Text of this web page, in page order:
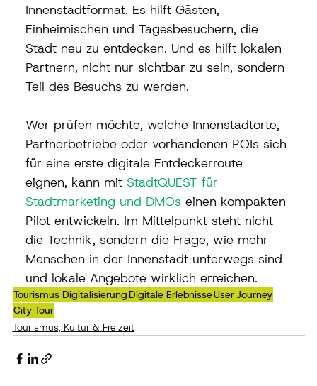
Innenstadtformat. Es hilft Gästen,
Einheimischen und Tagesbesuchern, die
Stadt neu zu entdecken. Und es hilft lokalen
Partnern, nicht nur sichtbar zu sein, sondern
Teil des Besuchs zu werden.
Wer prüfen möchte, welche Innenstadtorte,
Partnerbetriebe oder vorhandenen POIs sich
für eine erste digitale Entdeckerroute
eignen, kann mit StadtQUEST für
Stadtmarketing und DMOs einen kompakten
Pilot entwickeln. Im Mittelpunkt steht nicht
die Technik, sondern die Frage, wie mehr
Menschen in der Innenstadt unterwegs sind
und lokale Angebote wirklich erreichen.
Tourismus Digitalisierung Digitale ErlebnisseUser Journey
City Tour
Tourismus, Kultur & Freizeit